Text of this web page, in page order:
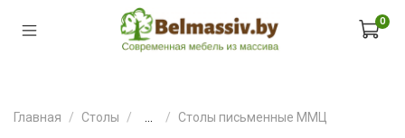
0
Главная Столы Столы письменные ММЦ